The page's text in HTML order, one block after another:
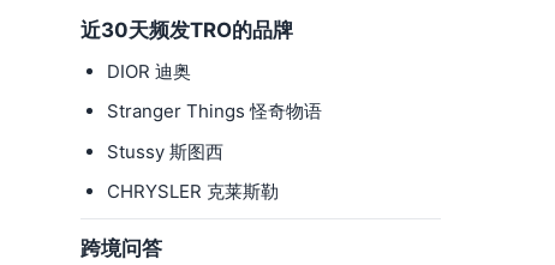
近30天频发TRO的品牌
DIOR 迪奥
Stranger Things 怪奇物语
Stussy 斯图西
CHRYSLER 克莱斯勒
跨境问答